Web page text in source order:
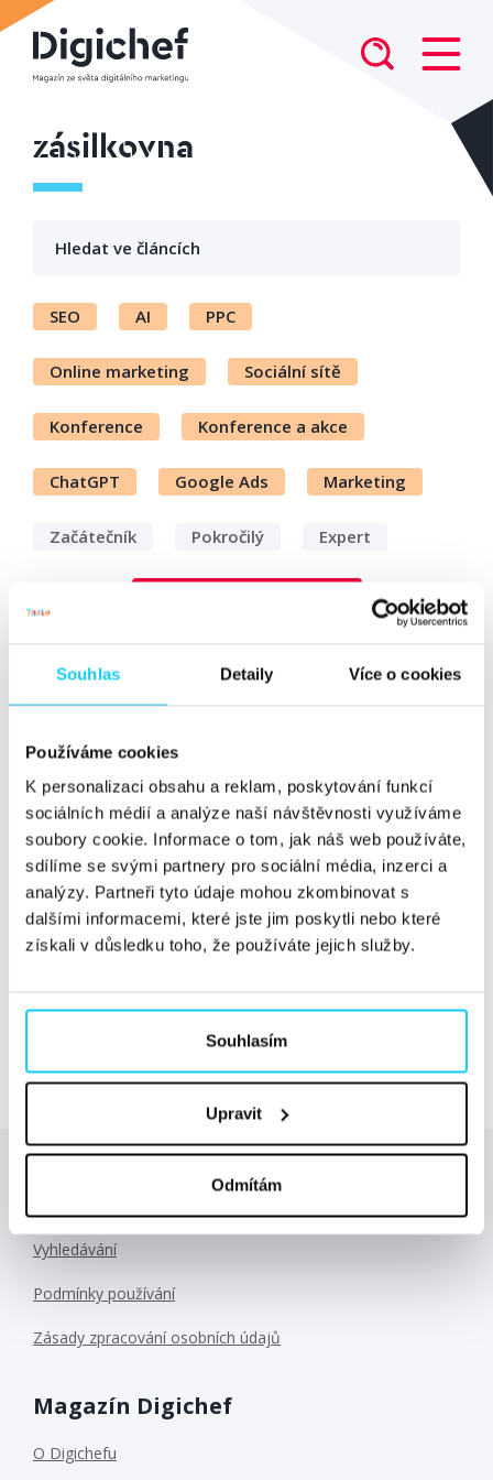
Souhlas Detaily Více o cookies
Používáme cookies
K personalizaci obsahu a reklam, poskytování funkcí
sociálních médií a analýze naší návštěvnosti využíváme
soubory cookie. Informace o tom, jak náš web používáte,
sdílíme se svými partnery pro sociální média, inzerci a
analýzy. Partneři tyto údaje mohou zkombinovat s
dalšími informacemi, které jste jim poskytli nebo které
získali v důsledku toho, že používáte jejich služby.
Souhlasím
Upravit
Odmítám
zásilkovna
SEO AI PPC
Online marketing Sociální sítě
Konference Konference a akce
ChatGPT Google Ads Marketing
Začátečník Pokročilý Expert
„Najít šikovný lidi je strašně těžký,”
Šmíd.
Rozhovor
Michael Koch podcast 2. 1. 2023
Do dalšího dílu Digichef podcastu jsme si pozvali
marketingového ředitele Packeta Group, se kterým
jsme si povídali hlavně o tom, co jako klient očekává od
zahraničí, jakou největší chybu české agentury dělají...
Vyhledávání
Podmínky používání
Zásady zpracování osobních údajů
Magazín Digichef
O Digichefu